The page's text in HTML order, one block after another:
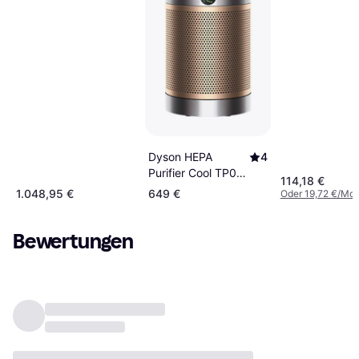
1.048,95 €
Dyson HEPA
Purifier Cool TP09
Formaldehyde
4
649 €
114,18 €
Oder 19,72 €/
Bewertungen